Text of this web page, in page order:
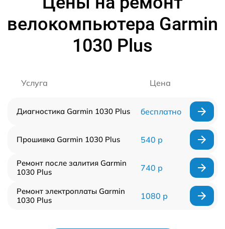
велокомпьютера Garmin
1030 Plus
Услуга Цена
Диагностика Garmin 1030 Plus бесплатно
Прошивка Garmin 1030 Plus 540 р
Ремонт после залития Garmin
1030 Plus
740 р
Ремонт электроплаты Garmin
1030 Plus
1080 р